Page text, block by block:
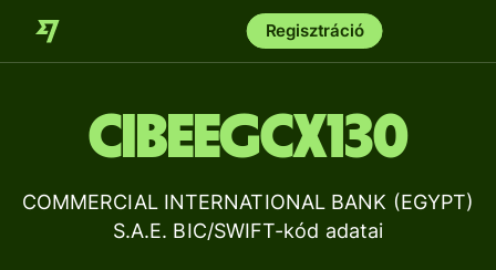
Regisztráció
CIBEEGCX130
COMMERCIAL INTERNATIONAL BANK (EGYPT)
S.A.E. BIC/SWIFT-kód adatai